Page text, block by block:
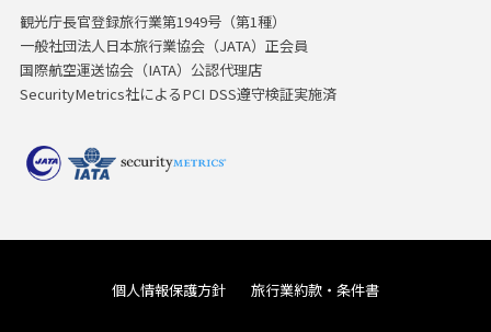
観光庁長官登録旅行業第1949号（第1種）
一般社団法人日本旅行業協会（JATA）正会員
国際航空運送協会（IATA）公認代理店
SecurityMetrics社によるPCI DSS遵守検証実施済
個人情報保護方針 旅行業約款・条件書